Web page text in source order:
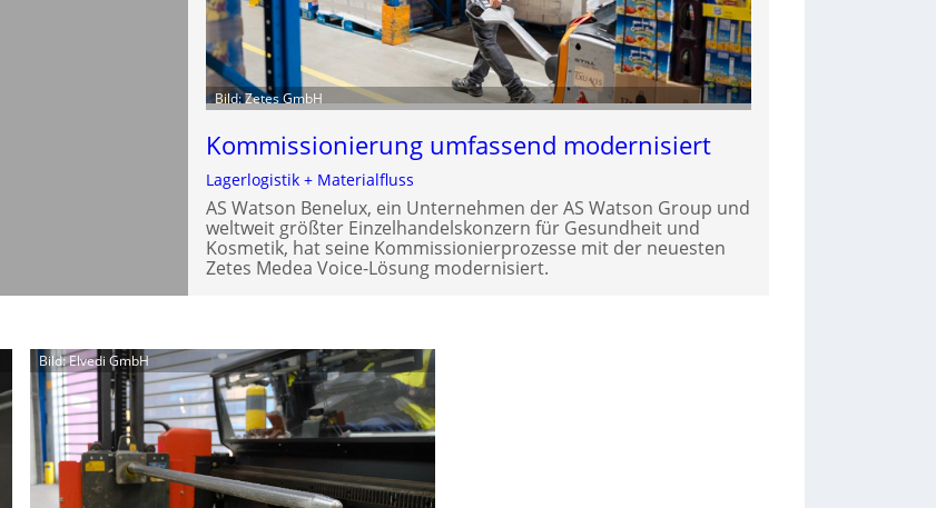
Bild: Zetes GmbH
Kommissionierung umfassend modernisiert
Lagerlogistik + Materialfluss
AS Watson Benelux, ein Unternehmen der AS Watson Group und
weltweit größter Einzelhandelskonzern für Gesundheit und
Kosmetik, hat seine Kommissionierprozesse mit der neuesten
Zetes Medea Voice-Lösung modernisiert.
Bild: Elvedi GmbH